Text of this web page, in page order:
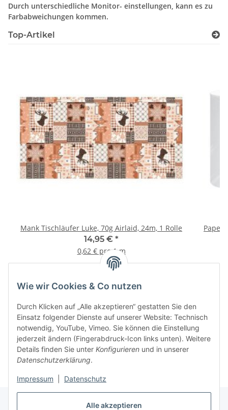
Alle akzeptieren
Wie wir Cookies & Co nutzen
Durch Klicken auf „Alle akzeptieren“ gestatten Sie den
Einsatz folgender Dienste auf unserer Website: Technisch
notwendig, YouTube, Vimeo. Sie können die Einstellung
jederzeit ändern (Fingerabdruck-Icon links unten). Weitere
Details finden Sie unter Konfigurieren und in unserer
Datenschutzerklärung.
Impressum Datenschutz
Durch unterschiedliche Monitor- einstellungen, kann es zu
Farbabweichungen kommen.
Top-Artikel
Mank Tischläufer Luke, 70g Airlaid, 24m, 1 Rolle
14,95 € *
0,62 € pro 1 m